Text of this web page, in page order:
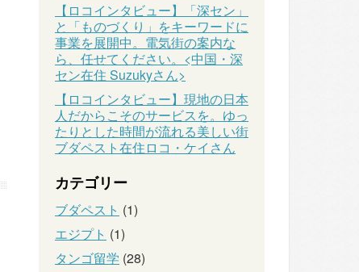
【ロコインタビュー】「深セン」
と「ものづくり」をキーワードに
事業を展開中。電気街の案内な
ら、任せてください。<中国・深
セン在住 Suzukyさん>
【ロコインタビュー】現地の日本
人だからこそのサービスを。ゆっ
たりとした時間が流れる美しい街
ブダペスト在住ロコ・ケイさん
カテゴリー
ブダペスト (1)
エジプト (1)
タンゴ留学 (28)